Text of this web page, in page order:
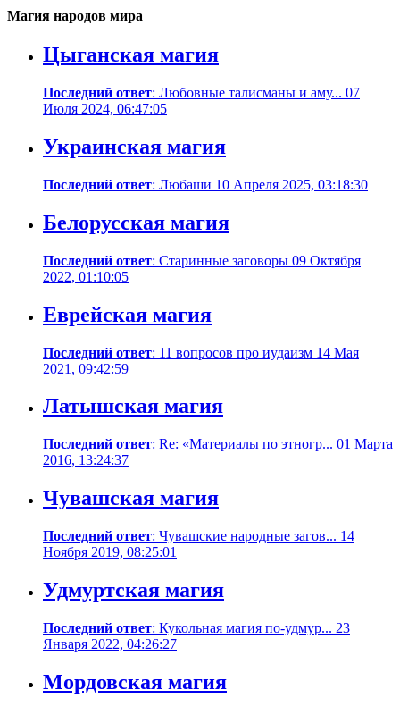
Магия народов мира
Цыганская магия
Последний ответ: Любовные талисманы и аму... 07
Июля 2024, 06:47:05
Украинская магия
Последний ответ: Любаши 10 Апреля 2025, 03:18:30
Белорусская магия
Последний ответ: Старинные заговоры 09 Октября
2022, 01:10:05
Еврейская магия
Последний ответ: 11 вопросов про иудаизм 14 Мая
2021, 09:42:59
Латышская магия
Последний ответ: Re: «Материалы по этногр... 01 Марта
2016, 13:24:37
Чувашская магия
Последний ответ: Чувашские народные загов... 14
Ноября 2019, 08:25:01
Удмуртская магия
Последний ответ: Кукольная магия по-удмур... 23
Января 2022, 04:26:27
Мордовская магия